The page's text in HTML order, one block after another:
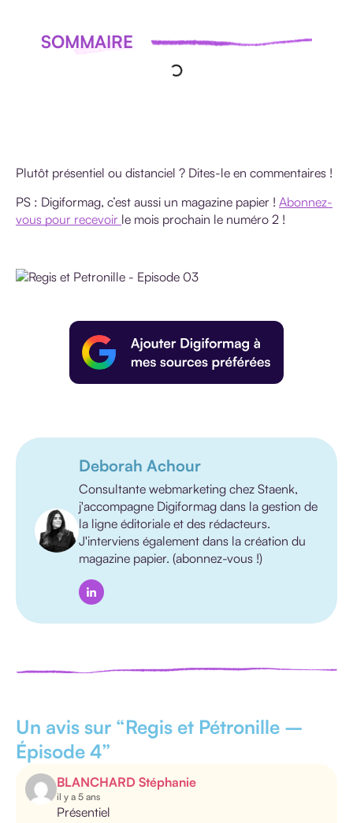
SOMMAIRE
Plutôt présentiel ou distanciel ? Dites-le en commentaires !
PS : Digiformag, c’est aussi un magazine papier ! Abonnez-
vous pour recevoir le mois prochain le numéro 2 !
Deborah Achour
Consultante webmarketing chez Staenk,
j'accompagne Digiformag dans la gestion de
la ligne éditoriale et des rédacteurs.
J'interviens également dans la création du
magazine papier. (abonnez-vous !)
Un avis sur “Regis et Pétronille –
Épisode 4”
BLANCHARD Stéphanie
il y a 5 ans
Présentiel